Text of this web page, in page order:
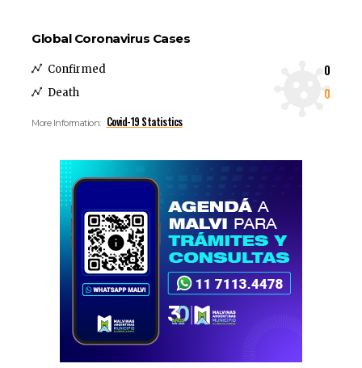
Global Coronavirus Cases
Confirmed 0
Death 0
More Information: Covid-19 Statistics